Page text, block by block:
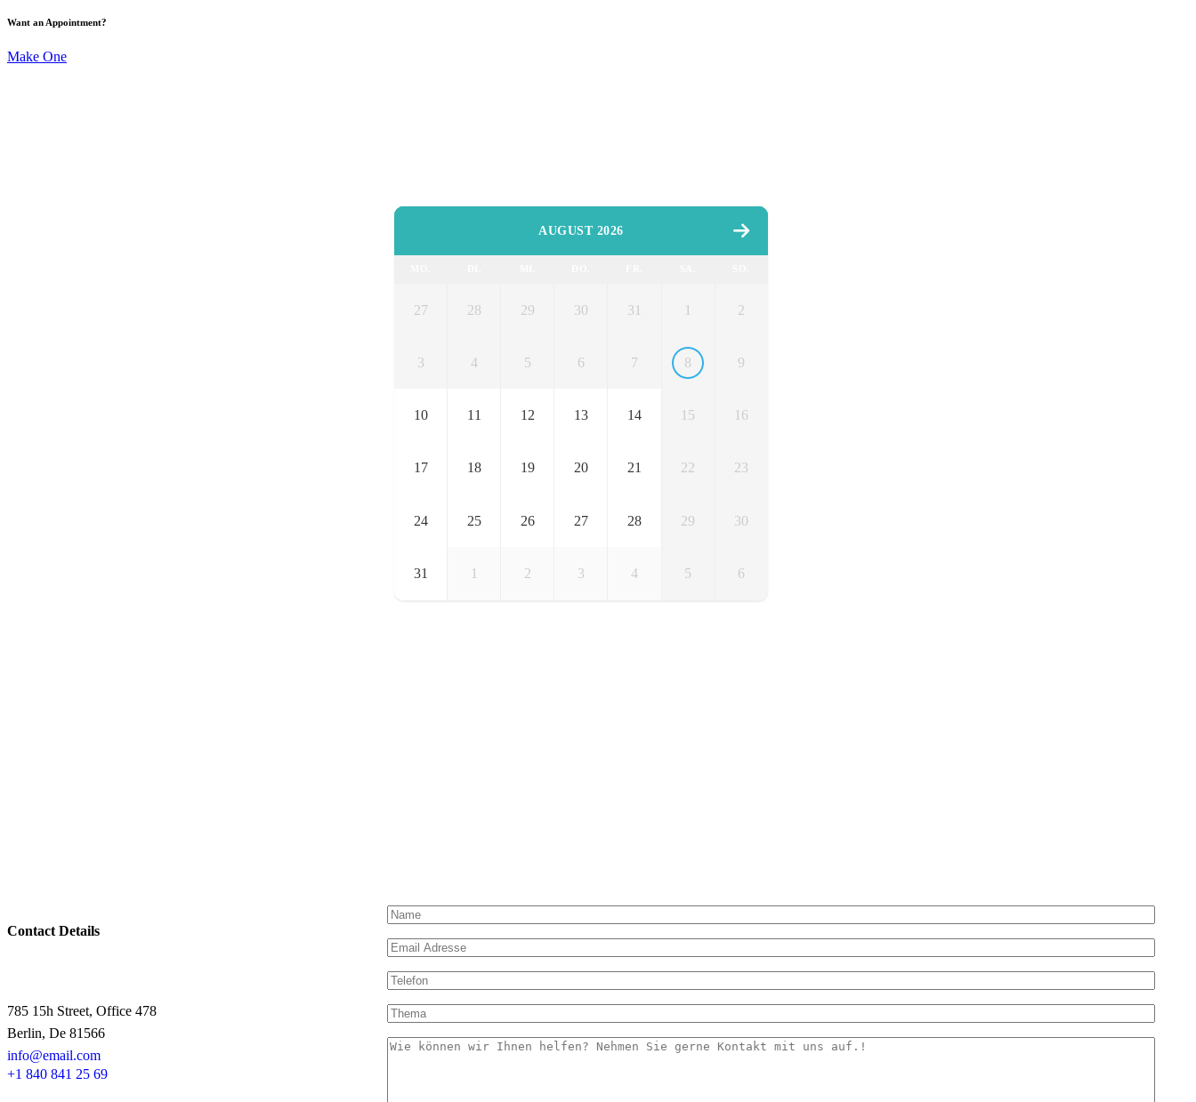
Want an Appointment?
Make One
AUGUST 2026
27 28 29 30 31 1 2
3 4 5 6 7 8 9
10 11 12 13 14 15 16
17 18 19 20 21 22 23
24 25 26 27 28 29 30
31 1 2 3 4 5 6
Contact Details
785 15h Street, Office 478
Berlin, De 81566
info@email.com
+1 840 841 25 69